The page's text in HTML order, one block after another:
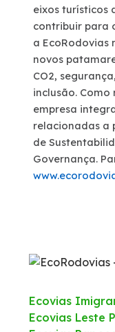
eixos turísticos
contribuir para
a EcoRodovias
novos
CO2,
inclusão.
empresa
relacionadas a
de
Governança.
Ecovias
Ecovias Leste